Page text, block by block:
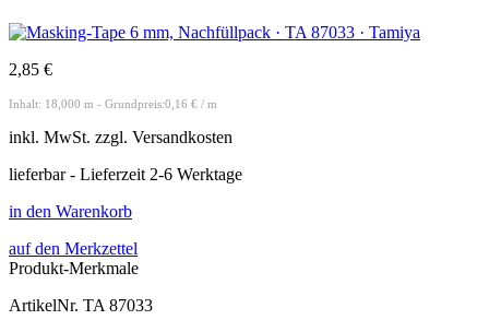
2,85 €
Inhalt: 18,000 m - Grundpreis:0,16 € / m
inkl. MwSt. zzgl. Versandkosten
lieferbar - Lieferzeit 2-6 Werktage
in den Warenkorb
auf den Merkzettel
Produkt-Merkmale
ArtikelNr. TA 87033